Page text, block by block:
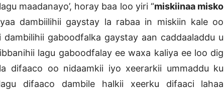
maadanayo’, horay baa loo yiri “miskiinaa misko
dambiilihii gaystay la rabaa in miskiin kale oo
gaboodfalka gaystay aan caddaaladdu u
lagu gaboodfalay ee waxa kaliya ee loo dig
difaaco oo nidaamkii iyo xeerarkii ummaddu ku
difaaco dambile halkii xeerku difaaci lahaa